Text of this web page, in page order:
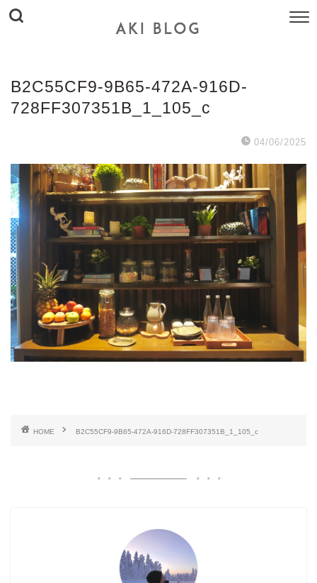
B2C55CF9-9B65-472A-916D-
728FF307351B_1_105_c
04/06/2025
HOME B2C55CF9-9B65-472A-916D-728FF307351B_1_105_c